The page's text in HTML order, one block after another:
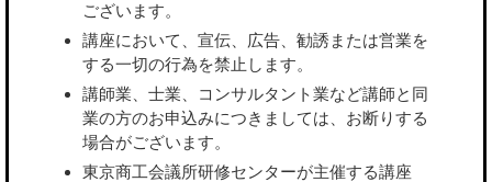
ございます。
講座において、宣伝、広告、勧誘または営業を
する一切の行為を禁止します。
講師業、士業、コンサルタント業など講師と同
業の方のお申込みにつきましては、お断りする
場合がございます。
東京商工会議所研修センターが主催する講座